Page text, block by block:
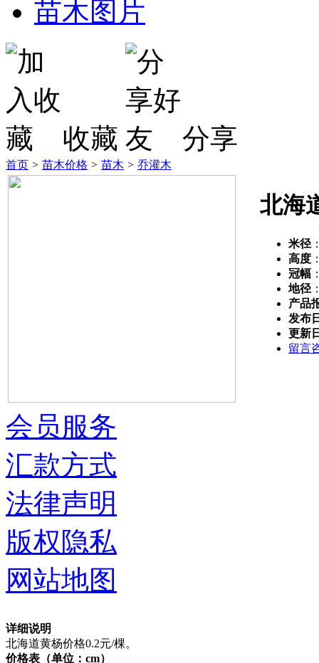
苗木图片
收藏 分享
首页 > 苗木价格 > 苗木 > 乔灌木
北海
米径
高度
冠幅
地径
产品
发布
更新
留言
详细说明
北海道黄杨价格0.2元/棵。
价格表（单位：cm）
会员服务
汇款方式
法律声明
版权隐私
网站地图